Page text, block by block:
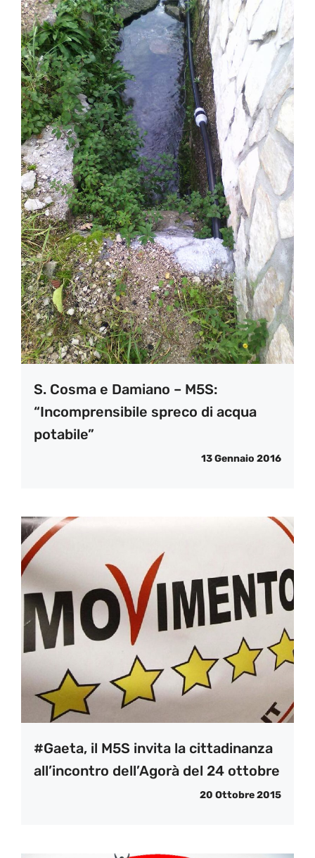
S. Cosma e Damiano – M5S:
“Incomprensibile spreco di acqua
potabile”
13 Gennaio 2016
#Gaeta, il M5S invita la cittadinanza
all’incontro dell’Agorà del 24 ottobre
20 Ottobre 2015